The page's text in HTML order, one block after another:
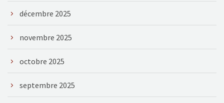
décembre 2025
novembre 2025
octobre 2025
septembre 2025